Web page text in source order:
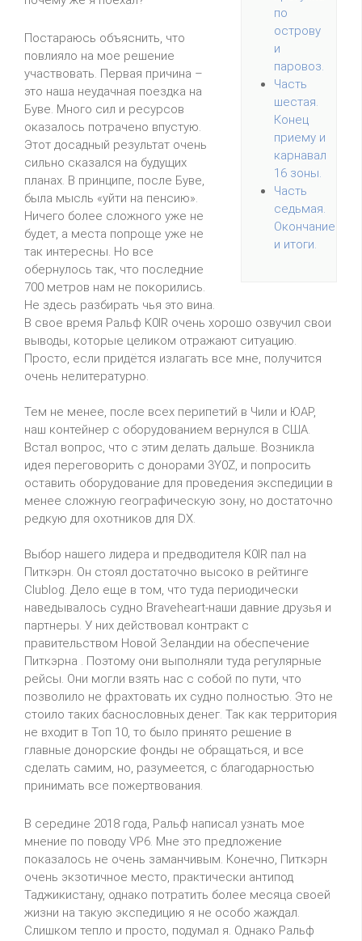
по
острову
и
паровоз.
Часть
шестая.
Конец
приему и
карнавал
16 зоны.
Часть
седьмая.
Окончание
и итоги.
Постараюсь объяснить, что
повлияло на мое решение
участвовать. Первая причина –
это наша неудачная поездка на
Буве. Много сил и ресурсов
оказалось потрачено впустую.
Этот досадный результат очень
сильно сказался на будущих
планах. В принципе, после Буве,
была мысль «уйти на пенсию».
Ничего более сложного уже не
будет, а места попроще уже не
так интересны. Но все
обернулось так, что последние
700 метров нам не покорились.
Не здесь разбирать чья это вина.
В свое время Ральф K0IR очень хорошо озвучил свои
выводы, которые целиком отражают ситуацию.
Просто, если придётся излагать все мне, получится
очень нелитературно.
Тем не менее, после всех перипетий в Чили и ЮАР,
наш контейнер с оборудованием вернулся в США.
Встал вопрос, что с этим делать дальше. Возникла
идея переговорить с донорами 3Y0Z, и попросить
оставить оборудование для проведения экспедиции в
менее сложную географическую зону, но достаточно
редкую для охотников для DX.
Выбор нашего лидера и предводителя K0IR пал на
Питкэрн. Он стоял достаточно высоко в рейтинге
Clublog. Дело еще в том, что туда периодически
наведывалось судно Braveheart-наши давние друзья и
партнеры. У них действовал контракт с
правительством Новой Зеландии на обеспечение
Питкэрна . Поэтому они выполняли туда регулярные
рейсы. Они могли взять нас с собой по пути, что
позволило не фрахтовать их судно полностью. Это не
стоило таких баснословных денег. Так как территория
не входит в Топ 10, то было принято решение в
главные донорские фонды не обращаться, и все
сделать самим, но, разумеется, с благодарностью
принимать все пожертвования.
В середине 2018 года, Ральф написал узнать мое
мнение по поводу VP6. Мне это предложение
показалось не очень заманчивым. Конечно, Питкэрн
очень экзотичное место, практически антипод
Таджикистану, однако потратить более месяца своей
жизни на такую экспедицию я не особо жаждал.
Слишком тепло и просто, подумал я. Однако Ральф